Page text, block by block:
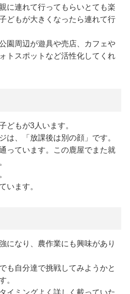
に連れて行ってもらいとても楽
どもが大きくなったら連れて行
園周辺が遊具や売店、カフェや
トスポットなど活性化してくれ
どもが3人います。
は、「放課後は別の顔」です。
っています。この鹿屋でまた就
います。
になり、農作業にも興味があり
も自分達で挑戦してみようかと
。